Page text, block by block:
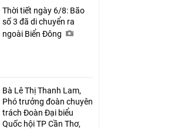
Thời tiết ngày 6/8: Bão
số 3 đã di chuyển ra
ngoài Biển Đông
Bà Lê Thị Thanh Lam,
Phó trưởng đoàn chuyên
trách Đoàn Đại biểu
Quốc hội TP Cần Thơ,